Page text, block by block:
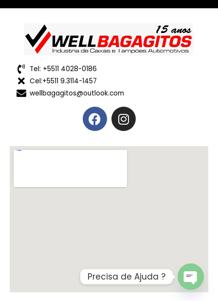
Tel: +5511 4028-0186
Cel:+5511 9.3114-1457
wellbagagitos@outlook.com
Precisa de Ajuda ?
OPEN